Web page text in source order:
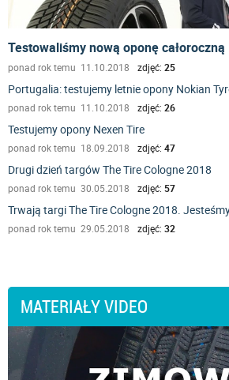
Testowaliśmy nową oponę
ponad rok temu 11.10.2018 zdjęć: 25
Portugalia: testujemy letnie opony Nokian
ponad rok temu 11.10.2018 zdjęć: 26
Testujemy opony Nexen Tire
ponad rok temu 18.09.2018 zdjęć: 47
Drugi dzień targów The Tire Cologne 2018
ponad rok temu 30.05.2018 zdjęć: 57
Trwają targi The Tire Cologne 2018.
ponad rok temu 29.05.2018 zdjęć: 32
MATERIAŁY VIDEO